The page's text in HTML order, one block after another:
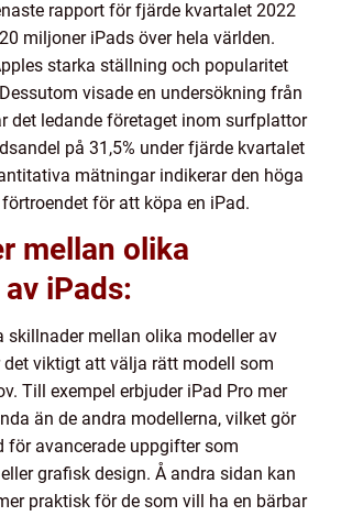
rapport för fjärde kvartalet 2022
miljoner iPads över hela världen.
starka ställning och popularitet
visade en undersökning från
det ledande företaget inom surfplattor
på 31,5% under fjärde kvartalet
mätningar indikerar den höga
för att köpa en iPad.
mellan olika
iPads:
skillnader mellan olika modeller av
det viktigt att välja rätt modell som
Till exempel erbjuder iPad Pro mer
än de andra modellerna, vilket gör
för avancerade uppgifter som
grafisk design. Å andra sidan kan
praktisk för de som vill ha en bärbar